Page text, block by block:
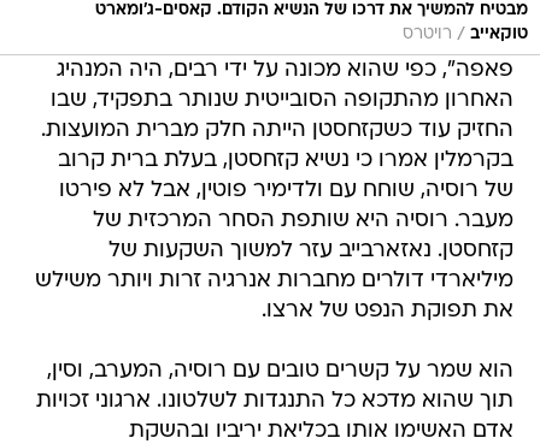
מבטיח להמשיך את דרכו של הנשיא הקודם. קאסים-ג'ומארט
טוקאייב / רויטרס
פאפה", כפי שהוא מכונה על ידי רבים, היה המנהיג
האחרון מהתקופה הסובייטית שנותר בתפקיד, שבו
החזיק עוד כשקזחסטן הייתה חלק מברית המועצות.
בקרמלין אמרו כי נשיא קזחסטן, בעלת ברית קרוב
של רוסיה, שוחח עם ולדימיר פוטין, אבל לא פירטו
מעבר. רוסיה היא שותפת הסחר המרכזית של
קזחסטן. נאזארבייב עזר למשוך השקעות של
מיליארדי דולרים מחברות אנרגיה זרות ויותר משילש
את תפוקת הנפט של ארצו.
הוא שמר על קשרים טובים עם רוסיה, המערב, וסין,
תוך שהוא מדכא כל התנגדות לשלטונו. ארגוני זכויות
אדם האשימו אותו בכליאת יריביו ובהשקת